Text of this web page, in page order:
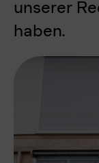
unserer
haben.